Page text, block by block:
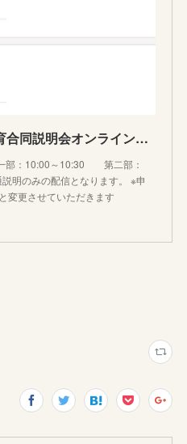
令和4年度鶴見区学童保育合同説明会オンライン参加申込フォーム
：10:00～10:30 第二部：
明のみの配信となります。 ※申
変更させていただきます